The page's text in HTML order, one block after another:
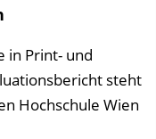
in Print- und
steht
Hochschule Wien